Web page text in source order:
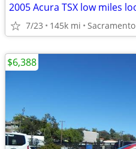
7/23 145k mi Sacramento
$6,388